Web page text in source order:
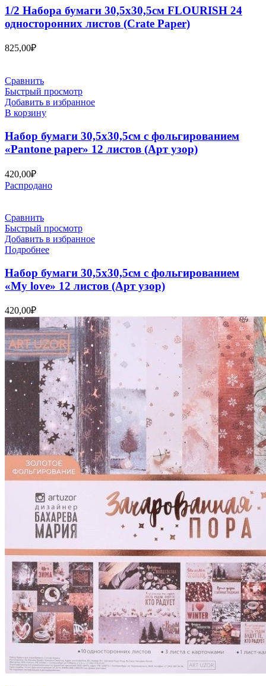
1/2 Набора бумаги 30,5х30,5см FLOURISH 24
односторонних листов (Crate Paper)
825,00₽
Сравнить
Быстрый просмотр
Добавить в избранное
В корзину
Набор бумаги 30,5х30,5см с фольгированием
«Pantone paper» 12 листов (Арт узор)
420,00₽
Распродано
Сравнить
Быстрый просмотр
Добавить в избранное
Подробнее
Набор бумаги 30,5х30,5см с фольгированием
«My love» 12 листов (Арт узор)
420,00₽